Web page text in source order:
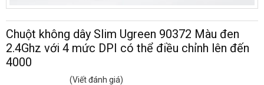
Chuột không dây Slim Ugreen 90372 Màu đen
2.4Ghz với 4 mức DPI có thể điều chỉnh lên đến
4000
(Viết đánh giá)